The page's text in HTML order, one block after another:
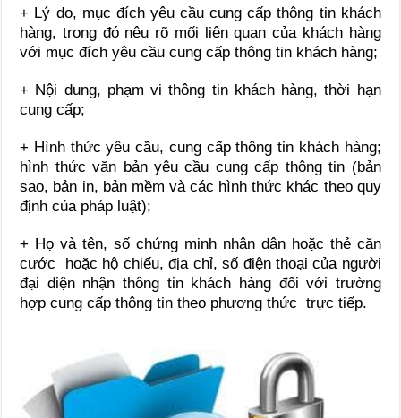
+ Lý do, mục đích yêu cầu cung cấp thông tin khách
hàng, trong đó nêu rõ mối liên quan của khách hàng
với mục đích yêu cầu cung cấp thông tin khách hàng;
+ Nội dung, phạm vi thông tin khách hàng, thời hạn
cung cấp;
+ Hình thức yêu cầu, cung cấp thông tin khách hàng;
hình thức văn bản yêu cầu cung cấp thông tin (bản
sao, bản in, bản mềm và các hình thức khác theo quy
định của pháp luật);
+ Họ và tên, số chứng minh nhân dân hoặc thẻ căn
cước hoặc hộ chiếu, địa chỉ, số điện thoại của người
đại diện nhận thông tin khách hàng đối với trường
hợp cung cấp thông tin theo phương thức trực tiếp.